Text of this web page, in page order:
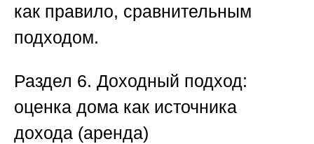
как правило, сравнительным
подходом.
Раздел 6. Доходный подход:
оценка дома как источника
дохода (аренда)